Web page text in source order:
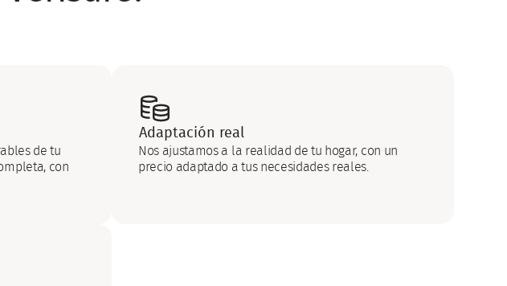
de tu
con
Adaptación real
Nos ajustamos a la realidad de tu hogar, con un
precio adaptado a tus necesidades reales.